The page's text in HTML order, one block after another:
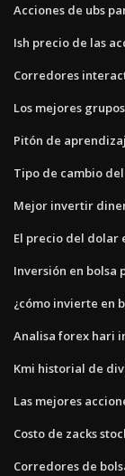
Acciones de ubs
Ish precio de las
Corredores
Los mejores
Pitón de
Tipo de cambio
Mejor invertir
El precio del dolar
Inversión en bolsa
¿cómo invierte en
Analisa forex hari
Kmi historial de
Las mejores
Costo de zacks
Corredores de